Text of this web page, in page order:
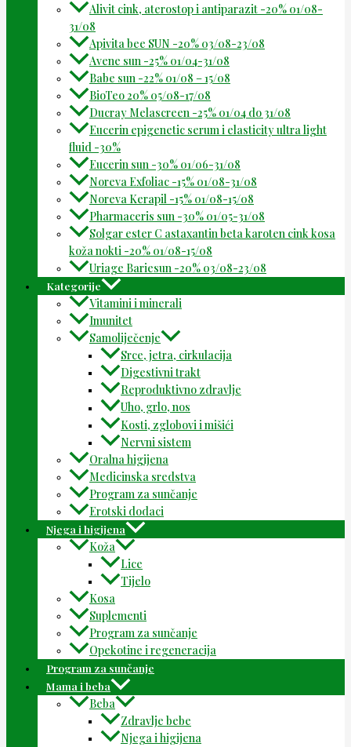
Alivit cink, aterostop i antiparazit -20% 01/08-
31/08
Apivita bee SUN -20% 03/08-23/08
Avene sun -25% 01/04-31/08
Babe sun -22% 01/08 – 15/08
BioTeo 20% 05/08-17/08
Ducray Melascreen -25% 01/04 do 31/08
Eucerin epigenetic serum i elasticity ultra light
fluid -30%
Eucerin sun -30% 01/06-31/08
Noreva Exfoliac -15% 01/08-31/08
Noreva Kerapil -15% 01/08-15/08
Pharmaceris sun -30% 01/05-31/08
Solgar ester C astaxantin beta karoten cink kosa
koža nokti -20% 01/08-15/08
Uriage Bariesun -20% 03/08-23/08
Kategorije
Vitamini i minerali
Imunitet
Samoliječenje
Srce, jetra, cirkulacija
Digestivni trakt
Reproduktivno zdravlje
Uho, grlo, nos
Kosti, zglobovi i mišići
Nervni sistem
Oralna higijena
Medicinska sredstva
Program za sunčanje
Erotski dodaci
Njega i higijena
Koža
Lice
Tijelo
Kosa
Suplementi
Program za sunčanje
Opekotine i regeneracija
Program za sunčanje
Mama i beba
Beba
Zdravlje bebe
Njega i higijena